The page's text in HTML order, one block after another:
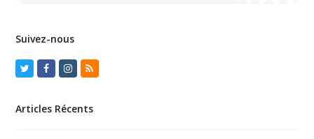
Suivez-nous
TwitterFacebook
Instagram
RSS
Articles Récents